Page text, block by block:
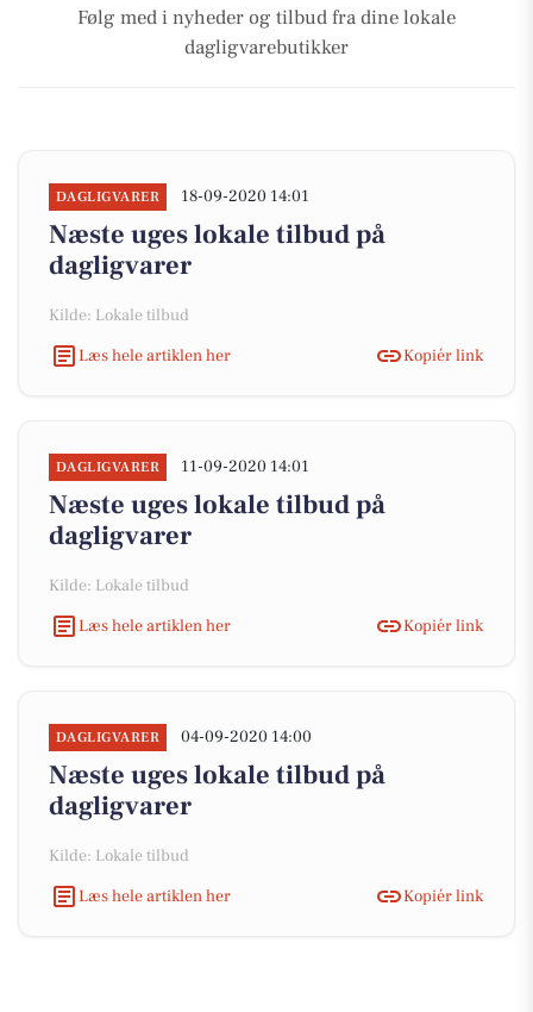
Følg med i nyheder og tilbud fra dine lokale
dagligvarebutikker
DAGLIGVARER 18-09-2020 14:01
Næste uges lokale tilbud på
dagligvarer
Kilde: Lokale tilbud
Læs hele artiklen her
Kopiér link
DAGLIGVARER 11-09-2020 14:01
Næste uges lokale tilbud på
dagligvarer
Kilde: Lokale tilbud
Læs hele artiklen her
Kopiér link
DAGLIGVARER 04-09-2020 14:00
Næste uges lokale tilbud på
dagligvarer
Kilde: Lokale tilbud
Læs hele artiklen her
Kopiér link